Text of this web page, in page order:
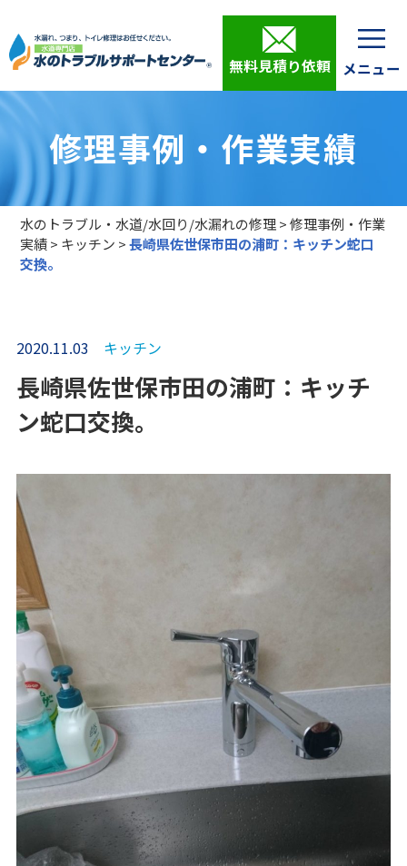
無料見積り依頼
修理事例・作業実績
水のトラブル・水道/水回り/水漏れの修理>修理事例・作業
実績> キッチン >長崎県佐世保市田の浦町：キッチン蛇口
交換。
2020.11.03 キッチン
長崎県佐世保市田の浦町：キッチ
ン蛇口交換。